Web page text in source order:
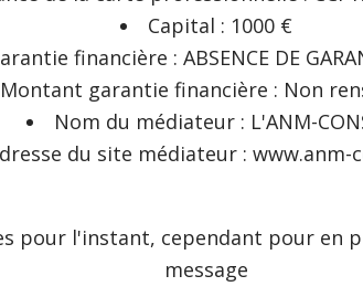
Capital : 1000 €
financière : ABSENCE DE
Montant garantie financière : Non
Nom du médiateur : L'ANM-
du site médiateur : www.anm-
pour l'instant, cependant pour en
message